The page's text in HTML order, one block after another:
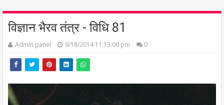
विज्ञान भैरव तंत्र - विधि 81
Admin panel 9/18/2014 11:13:00 pm 0